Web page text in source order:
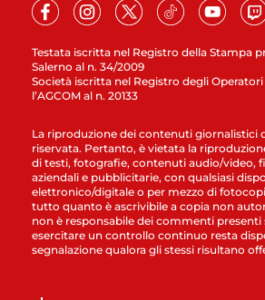
Testata iscritta nel Registro della Stampa
Salerno al n. 34/2009
Società iscritta nel Registro degli
l’AGCOM al n. 20133
La riproduzione dei contenuti giornalistici
riservata. Pertanto, è vietata la
di testi, fotografie, contenuti audio/video,
aziendali e pubblicitarie, con qualsiasi
elettronico/digitale o per mezzo di
tutto quanto è ascrivibile a copia non
non è responsabile dei commenti
esercitare un controllo continuo resta
segnalazione qualora gli stessi risultano